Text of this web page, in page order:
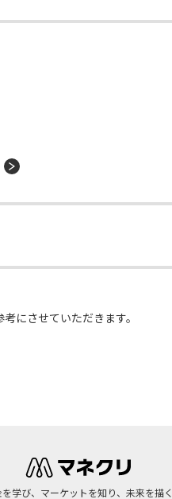
にさせていただきます。
を学び、マーケットを知り、未来を描く